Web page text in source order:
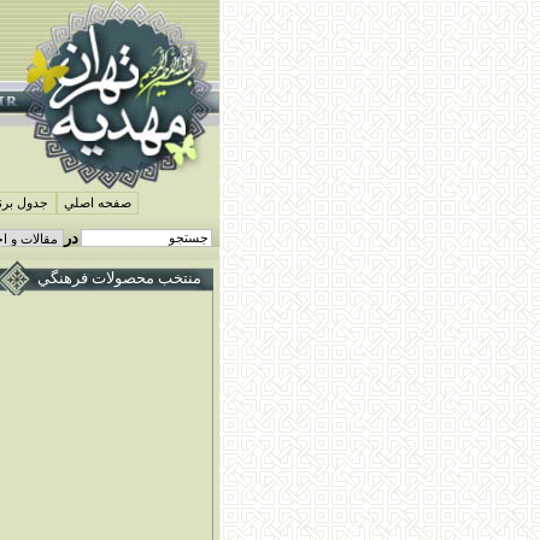
جدول صفحه اصلي
در
منتخب محصولات فرهنگي